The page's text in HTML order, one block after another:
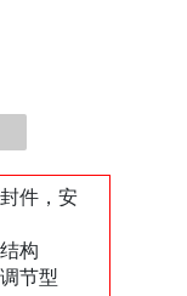
件，安
构
节型